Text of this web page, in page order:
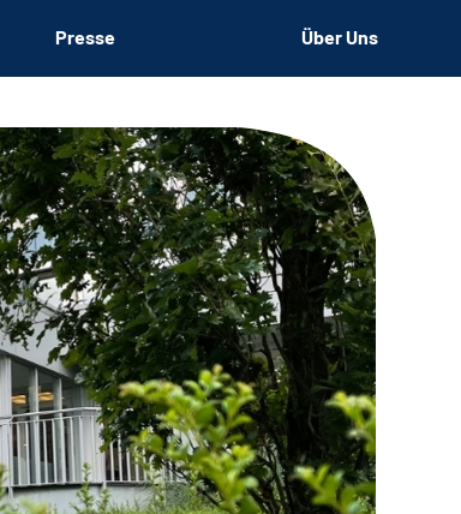
Presse Über Uns